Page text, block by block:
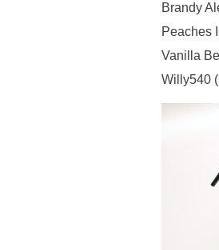
Brandy
Peaches
Vanilla
Willy540